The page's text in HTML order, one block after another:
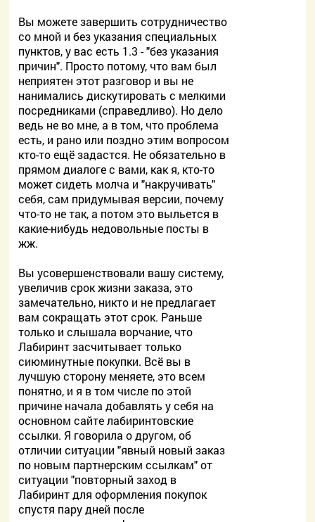
Вы можете завершить сотрудничество
со мной и без указания специальных
пунктов, у вас есть 1.3 - "без указания
причин". Просто потому, что вам был
неприятен этот разговор и вы не
нанимались дискутировать с мелкими
посредниками (справедливо). Но дело
ведь не во мне, а в том, что проблема
есть, и рано или поздно этим вопросом
кто-то ещё задастся. Не обязательно в
прямом диалоге с вами, как я, кто-то
может сидеть молча и "накручивать"
себя, сам придумывая версии, почему
что-то не так, а потом это выльется в
какие-нибудь недовольные посты в
жж.
Вы усовершенствовали вашу систему,
увеличив срок жизни заказа, это
замечательно, никто и не предлагает
вам сокращать этот срок. Раньше
только и слышала ворчание, что
Лабиринт засчитывает только
сиюминутные покупки. Всё вы в
лучшую сторону меняете, это всем
понятно, и я в том числе по этой
причине начала добавлять у себя на
основном сайте лабиринтовские
ссылки. Я говорила о другом, об
отличии ситуации "явный новый заказ
по новым партнерским ссылкам" от
ситуации "повторный заход в
Лабиринт для оформления покупок
спустя пару дней после